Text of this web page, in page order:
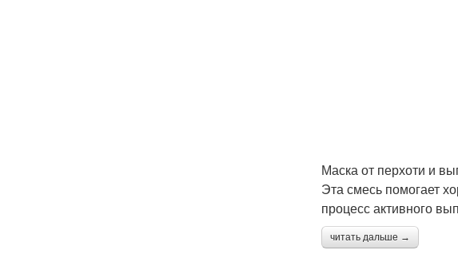
Маска от перхоти и
Эта смесь помогает
процесс активного
читать дальше →